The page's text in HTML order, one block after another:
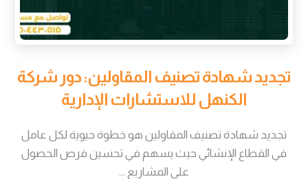
تجديد شهادة تصنيف المقاولين: دور شركة
الكنهل للاستشارات الإدارية
تجديد شهادة تصنيف المقاولين هو خطوة حيوية لكل عامل
في القطاع الإنشائي حيث يسهم في تحسين فرص الحصول
على المشاريع ...